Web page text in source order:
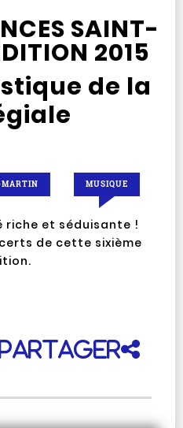
SAINT-
2015
de la
MARTIN MUSIQUE
riche et séduisante !
de cette sixième